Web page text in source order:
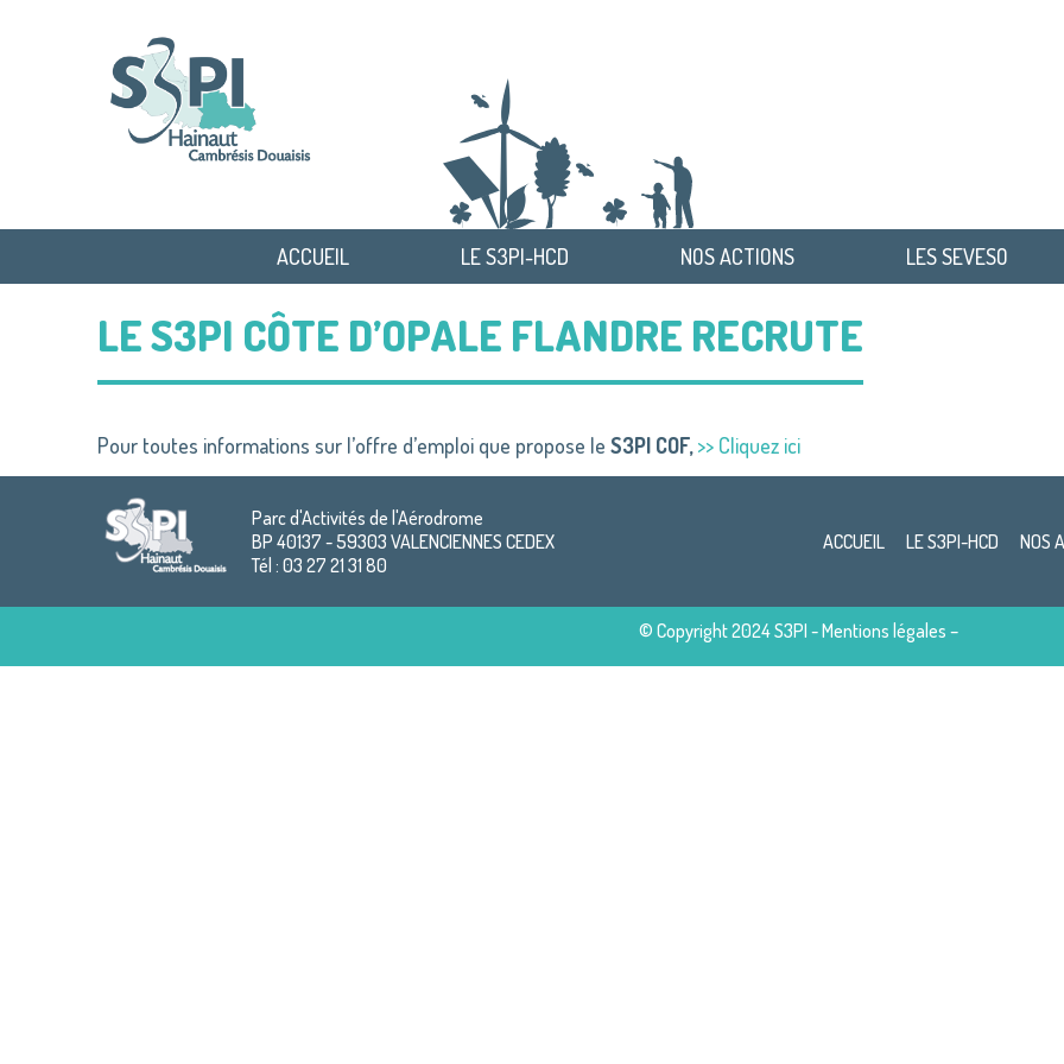
ACCUEIL LE S3PI-HCD NOS ACTIONS LES SEVESO
LE S3PI CÔTE D’OPALE FLANDRE RECRUTE
Pour toutes informations sur l’offre d’emploi que propose le S3PI COF,>> Cliquez ici
Parc d'Activités de l'Aérodrome
BP 40137 - 59303 VALENCIENNES CEDEX
Tél : 03 27 21 31 80
ACCUEIL LE S3PI-HCD NOS
© Copyright 2024 S3PI -Mentions légales –